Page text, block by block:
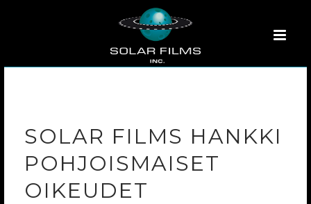
SOLAR FILMS HANKKI
POHJOISMAISET
OIKEUDET